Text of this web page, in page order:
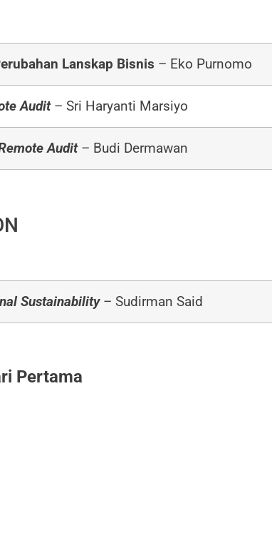
Lanskap Bisnis – Eko Purnomo
Audit– Sri Haryanti Marsiyo
Audit – Budi Dermawan
Sustainability– Sudirman Said
Pertama